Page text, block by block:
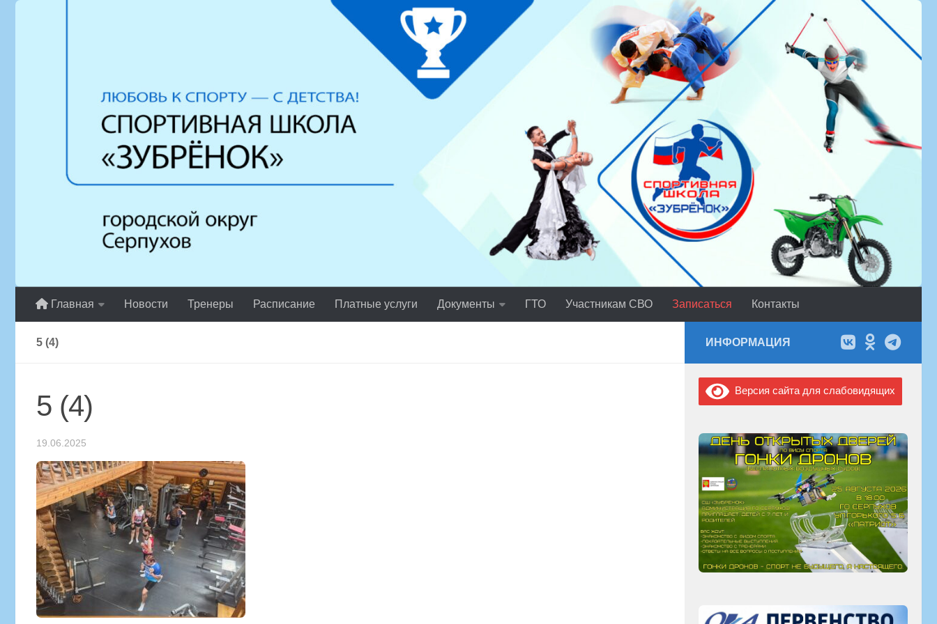
Главная Новости Тренеры Расписание Платные услуги Документы ГТО Участникам СВО Записаться Контакты
5 (4)
5 (4)
19.06.2025
ИНФОРМАЦИЯ
Версия сайта для слабовидящих